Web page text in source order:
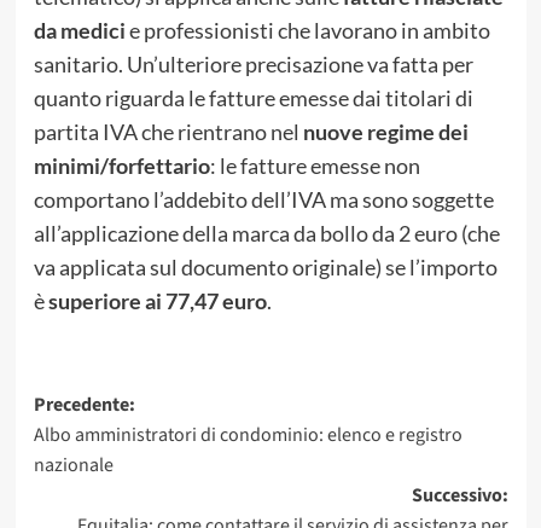
da medicie professionisti che lavorano in ambito
sanitario. Un’ulteriore precisazione va fatta per
quanto riguarda le fatture emesse dai titolari di
partita IVA che rientrano nel nuove regime dei
minimi/forfettario: le fatture emesse non
comportano l’addebito dell’IVA ma sono soggette
all’applicazione della marca da bollo da 2 euro (che
va applicata sul documento originale) se l’importo
èsuperiore ai 77,47 euro.
Navigazione
articolo
Precedente:
Albo amministratori di condominio: elenco e registro
nazionale
Successivo: